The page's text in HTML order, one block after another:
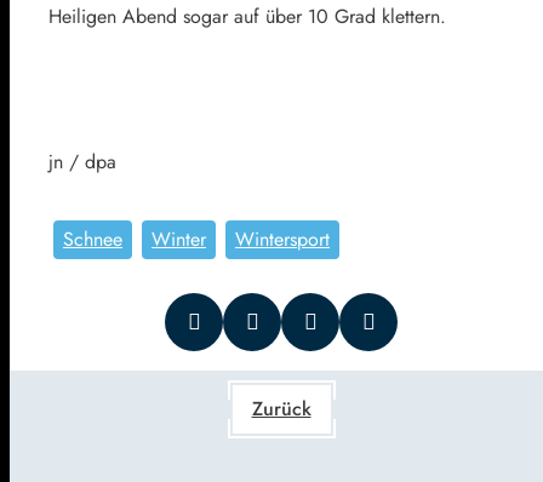
Heiligen Abend sogar auf über 10 Grad klettern.
jn / dpa
Schnee Winter Wintersport
Zurück